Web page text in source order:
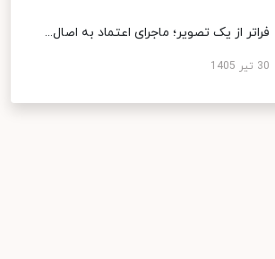
فراتر از یک تصویر؛ ماجرای اعتماد به اصال...
30 تیر 1405